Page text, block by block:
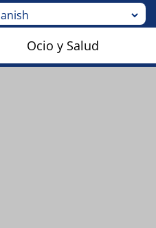
Ocio y Salud